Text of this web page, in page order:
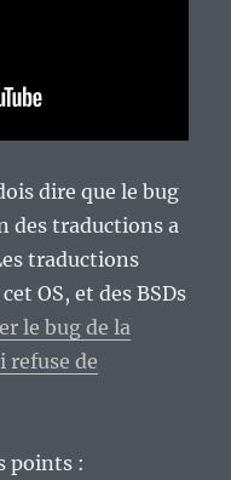
dire que le bug
des traductions a
traductions
OS, et des BSDs
le bug de la
refuse de
points :